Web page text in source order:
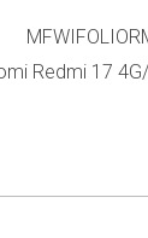
Redmi 17